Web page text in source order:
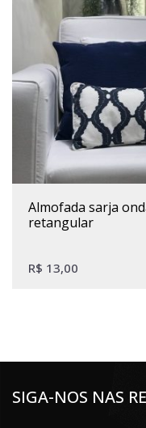
almofada sarja ondas azul
retangular
R$ 13,00
SIGA-NOS NAS